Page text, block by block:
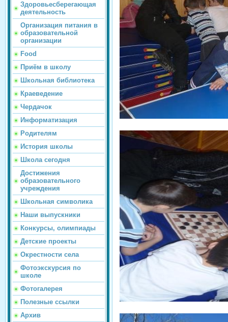
Здоровьесберегающая
деятельность
Организация питания в
образовательной
организации
Food
Приём в школу
Школьная библиотека
Краеведение
Чердачок
Информатизация
Родителям
История школы
Школа сегодня
Достижения
образовательного
учреждения
Школьная символика
Наши выпускники
Конкурсы, олимпиады
Детские проекты
Окрестности села
Фотоэкскурсия по
школе
Фотогалерея
Полезные ссылки
Архив